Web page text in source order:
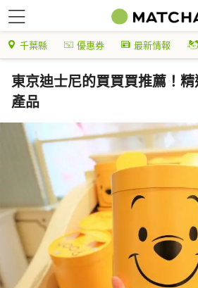
千葉縣 優惠券 最新情報
東京迪士尼的買買買推薦！
產品